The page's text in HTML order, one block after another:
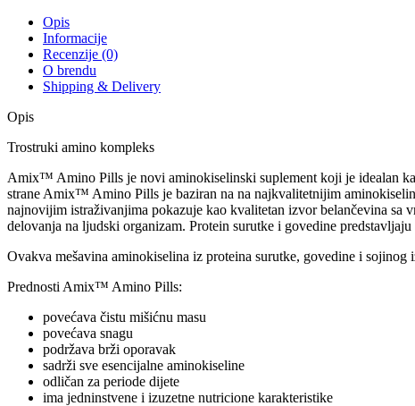
Opis
Informacije
Recenzije (0)
O brendu
Shipping & Delivery
Opis
Trostruki amino kompleks
Amix™ Amino Pills je novi aminokiselinski suplement koji je idealan
strane Amix™ Amino Pills je baziran na na najkvalitetnijim
najnovijim istraživanjima pokazuje kao kvalitetan izvor belančevina sa
delovanja na ljudski organizam. Protein surutke i govedine
Ovakva mešavina aminokiselina iz proteina surutke, govedine i sojinog
Prednosti Amix™ Amino Pills:
povećava čistu mišićnu masu
povećava snagu
podržava brži oporavak
sadrži sve esencijalne aminokiseline
odličan za periode dijete
ima jedninstvene i izuzetne nutricione karakteristike